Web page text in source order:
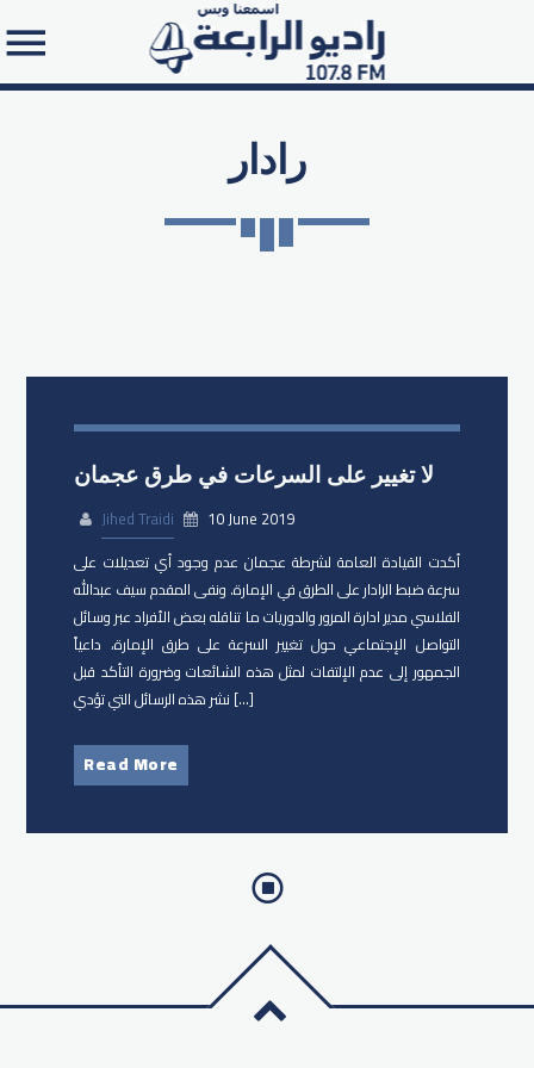
رادار
لا تغيير على السرعات في طرق عجمان
Jihed Traidi
10 June 2019
أكدت القيادة العامة لشرطة عجمان عدم وجود أي تعديلات على
سرعة ضبط الرادار على الطرق في الإمارة. ونفى المقدم سيف عبدالله
الفلاسي مدير ادارة المرور والدوريات ما تناقله بعض الأفراد عبر وسائل
التواصل الإجتماعي حول تغيير السرعة على طرق الإمارة، داعياً
الجمهور إلى عدم الإلتفات لمثل هذه الشائعات وضرورة التأكد قبل
نشر هذه الرسائل التي تؤدي […]
Read More